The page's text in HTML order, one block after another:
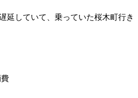
延していて、乗っていた桜木町行き